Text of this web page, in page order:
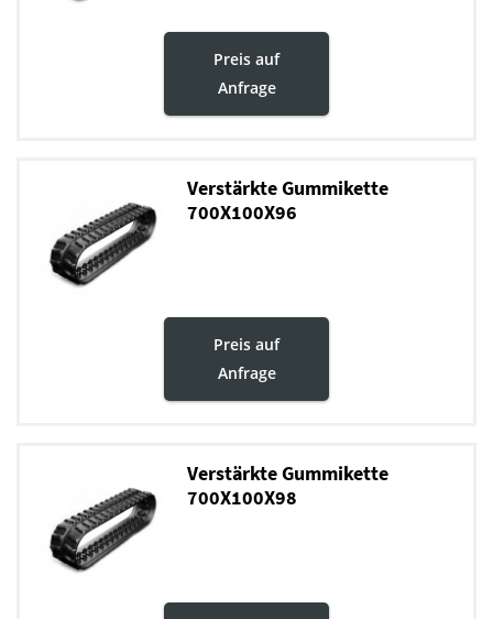
Preis auf
Anfrage
Verstärkte Gummikette
700X100X96
Preis auf
Anfrage
Verstärkte Gummikette
700X100X98